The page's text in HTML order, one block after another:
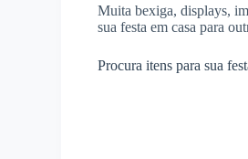
Muita bexiga, displays,
sua festa em casa para
Procura itens para sua